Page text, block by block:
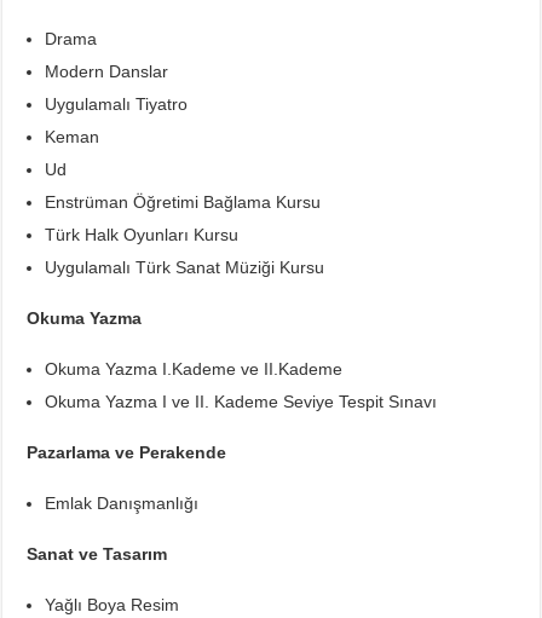
Drama
Modern Danslar
Uygulamalı Tiyatro
Keman
Ud
Enstrüman Öğretimi Bağlama Kursu
Türk Halk Oyunları Kursu
Uygulamalı Türk Sanat Müziği Kursu
Okuma Yazma
Okuma Yazma I.Kademe ve II.Kademe
Okuma Yazma I ve II. Kademe Seviye Tespit Sınavı
Pazarlama ve Perakende
Emlak Danışmanlığı
Sanat ve Tasarım
Yağlı Boya Resim